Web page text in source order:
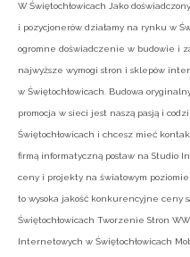
W Świętochłowicach Jako
i pozycjonerów działamy na rynku w
ogromne doświadczenie w budowie i
najwyższe wymogi stron i sklepów
w Świętochłowicach. Budowa
promocja w sieci jest naszą pasją i
Świętochłowicach i chcesz mieć
firmą informatyczną postaw na Studio
ceny i projekty na światowym
to wysoka jakość konkurencyjne ceny
Świętochłowicach Tworzenie Stron
Internetowych w Świętochłowicach